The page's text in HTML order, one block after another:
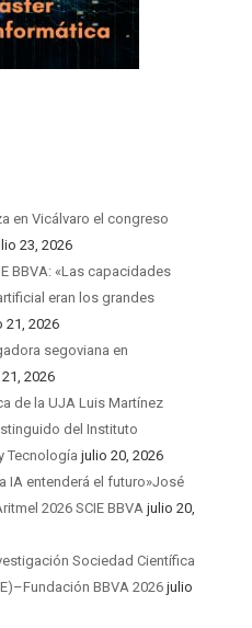
en Vicálvaro el congreso
23, 2026
BBVA: «Las capacidades
eran los grandes
21, 2026
segoviana en
2026
de la UJA Luis Martínez
del Instituto
Tecnología julio 20, 2026
IA entenderá el futuro»José
2026 SCIE BBVA julio 20,
Sociedad Científica
BBVA 2026 julio